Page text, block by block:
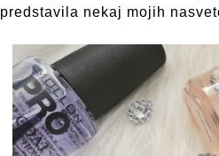
predstavila nekaj mojih